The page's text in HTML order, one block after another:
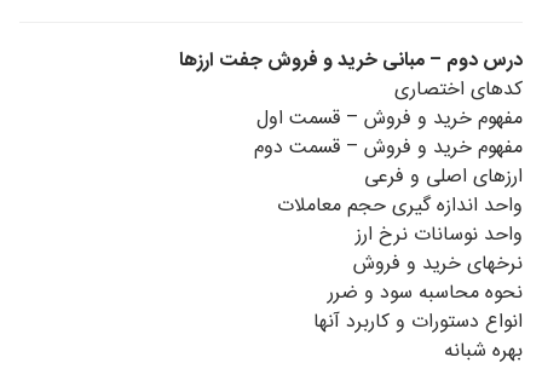
درس دوم – مبانی خرید و فروش جفت ارزها
کدهای اختصاری
مفهوم خرید و فروش – قسمت اول
مفهوم خرید و فروش – قسمت دوم
ارزهای اصلی و فرعی
واحد اندازه گیری حجم معاملات
واحد نوسانات نرخ ارز
نرخهای خرید و فروش
نحوه محاسبه سود و ضرر
انواع دستورات و کاربرد آنها
بهره شبانه